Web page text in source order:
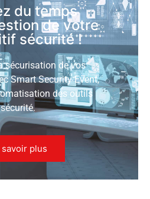
du temps
de votre
sécurité !
sécurisation de vos
Smart Security Event,
des outils
sécurité.
savoir plus